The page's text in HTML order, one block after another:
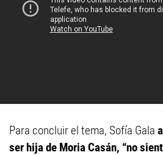
Para concluir el tema, Sofía Gala
ser hija de Moria Casán, “no